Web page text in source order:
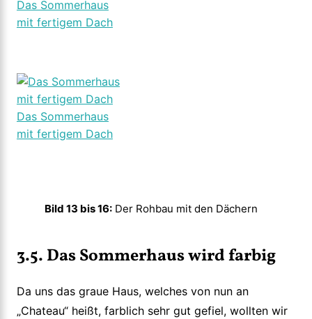
Das Sommerhaus
mit fertigem Dach
Das Sommerhaus
mit fertigem Dach
Bild 13 bis 16:Der Rohbau mit den Dächern
3.5. Das Sommerhaus wird farbig
Da uns das graue Haus, welches von nun an
„Chateau“ heißt, farblich sehr gut gefiel, wollten wir